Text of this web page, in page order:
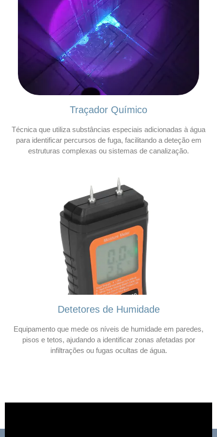
Traçador Químico
Técnica que utiliza substâncias especiais adicionadas à água
para identificar percursos de fuga, facilitando a deteção em
estruturas complexas ou sistemas de canalização.
Detetores de Humidade
Equipamento que mede os níveis de humidade em paredes,
pisos e tetos, ajudando a identificar zonas afetadas por
infiltrações ou fugas ocultas de água.